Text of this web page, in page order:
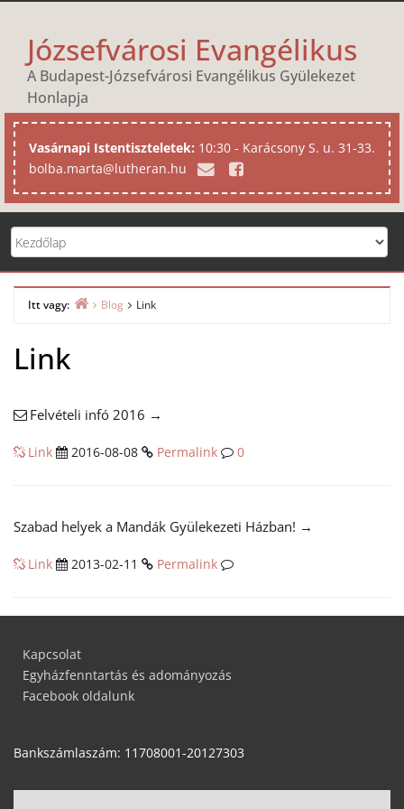
contentJózsefvárosi Evangélikus
A Budapest-Józsefvárosi Evangélikus Gyülekezet
Honlapja
Vasárnapi Istentiszteletek: 10:30 - Karácsony S. u. 31-33.
bolba.marta@lutheran.hu
Itt vagy:
Blog Link
Link
Felvételi infó 2016 →
Link 2016-08-08 Permalink 0
Szabad helyek a Mandák Gyülekezeti Házban! →
Link 2013-02-11 Permalink
Kapcsolat
Egyházfenntartás és adományozás
Facebook oldalunk
Bankszámlaszám: 11708001-20127303